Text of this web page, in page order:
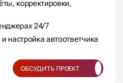
корректировки,
24/7
настройка автоответчика
ОБСУДИТЬ ПРОЕКТ